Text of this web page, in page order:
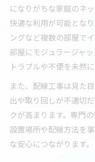
になりがちな家庭のネ
快適な利用が可能とな
ングなど複数の部屋で
部屋にモジュラージャ
トラブルや不便を未然に
また、配線工事は見た
出や取り回しが不適切
クが高まります。専門
設置場所や配線方法を
な安心につながります。